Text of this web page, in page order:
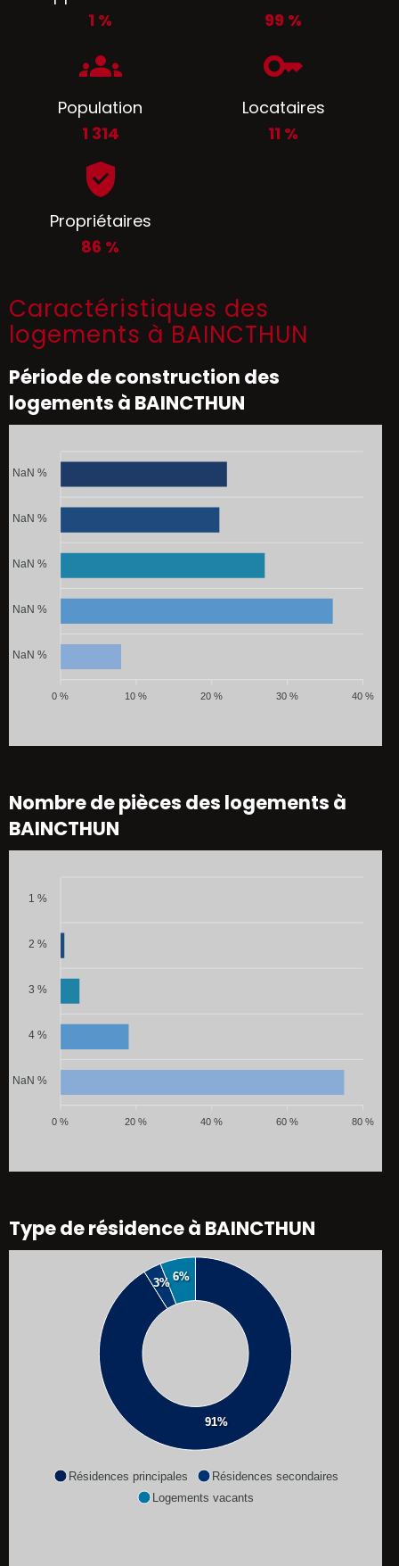
1 %
99 %
Population
1 314
Locataires
11 %
Propriétaires
86 %
Caractéristiques des
logements à BAINCTHUN
Période de construction des
logements à BAINCTHUN
NaN %
NaN %
NaN %
NaN %
NaN %
40 %
30 %
20 %
10 %
0 %
Nombre de pièces des logements à
BAINCTHUN
1 %
2 %
3 %
4 %
NaN %
80 %
60 %
40 %
20 %
0 %
Type de résidence à BAINCTHUN
91%
3%
6%
Résidences principales
Résidences secondaires
Logements vacants